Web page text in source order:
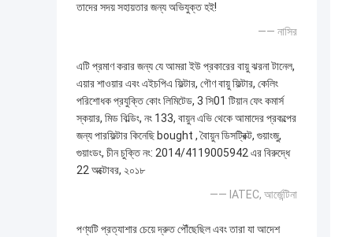
তাদের সদয় সহায়তার জন্য অভিযুক্ত হই!
—— নাসির
এটি প্রমাণ করার জন্য যে আমরা ইউ প্রকারের বায়ু ঝরনা টানেল,
এয়ার শাওয়ার এবং এইচপিএ ফিল্টার, গৌণ বায়ু ফিল্টার, কেলিং
পরিশোধক প্রযুক্তি কোং লিমিটেড, 3 সি01 টিয়ান ফেং কমার্স
স্কয়ার, মিড বিল্ডিং, নং 133, বায়ুন এভি থেকে আমাদের প্রকল্পের
জন্য পারফিল্টার কিনেছি bought , বৈায়ুন ডিসট্রিক্ট, গুয়াংজু,
গুয়াংডং, চীন চুক্তি নং: 2014/4119005942 এর বিরুদ্ধে
22 অক্টোবর, ২০১৮
—— IATEC, আর্জেন্টিনা
পণ্যটি প্রত্যাশার চেয়ে দ্রুত পৌঁছেছিল এবং তারা যা আদেশ